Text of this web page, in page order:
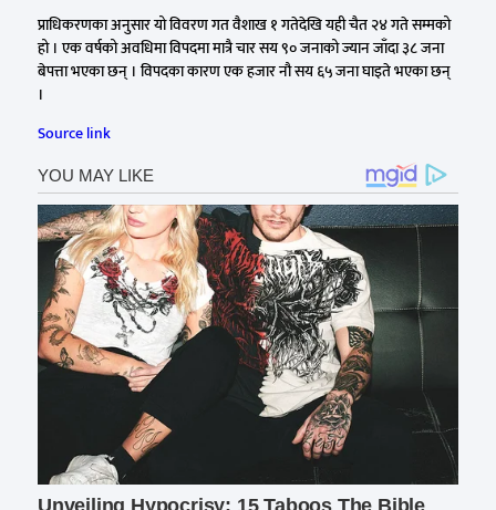
प्राधिकरणका अनुसार यो विवरण गत वैशाख १ गतेदेखि यही चैत २४ गते सम्मको
हो । एक वर्षको अवधिमा विपदमा मात्रै चार सय ९० जनाको ज्यान जाँदा ३८ जना
बेपत्ता भएका छन् । विपदका कारण एक हजार नौ सय ६५ जना घाइते भएका छन्
।
Source link